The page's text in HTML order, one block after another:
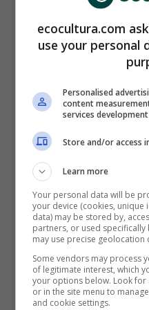
estos animales. Y
gruesa, lo cierto es
(pueden sentir la
ganchos les causan
Los castigos incluyen
eléctricas, que se
someterlos y llega el
elefantes tienen
dolor que realizan lo
A pesar que cuando
losbullhooks
elementos
conductas deseadas.
logrado captar la
doblegado animal
ecocultura.com
use your
Personalised
content
services development
Store and/or access
Learn more
Your personal data will be
your device (cookies,
data) may be stored by,
partners, or used
may use precise geolocation
Some vendors may process
of legitimate interest, which
your options below. Look
or in the site menu to
and cookie settings.